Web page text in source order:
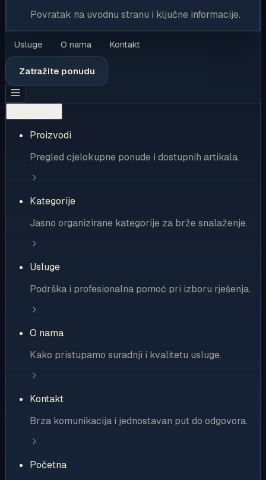
Povratak na uvodnu stranu i ključne informacije.
Usluge O nama Kontakt
Zatražite ponudu
Proizvodi
Pregled cjelokupne ponude i dostupnih artikala.
Kategorije
Jasno organizirane kategorije za brže snalaženje.
Usluge
Podrška i profesionalna pomoć pri izboru rješenja.
O nama
Kako pristupamo suradnji i kvalitetu usluge.
Kontakt
Brza komunikacija i jednostavan put do odgovora.
Početna